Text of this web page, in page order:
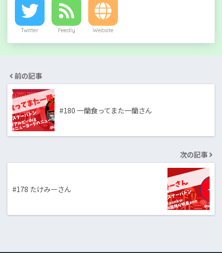
Twitter Feedly Website
前の記事
#180 一蘭食ってまた一蘭さん
次の記事
#178 たけみーさん